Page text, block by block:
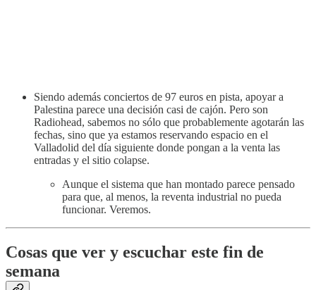
Siendo además conciertos de 97 euros en pista, apoyar a
Palestina parece una decisión casi de cajón. Pero son
Radiohead, sabemos no sólo que probablemente agotarán las
fechas, sino que ya estamos reservando espacio en el
Valladolid del día siguiente donde pongan a la venta las
entradas y el sitio colapse.
Aunque el sistema que han montado parece pensado
para que, al menos, la reventa industrial no pueda
funcionar. Veremos.
Cosas que ver y escuchar este fin de
semana